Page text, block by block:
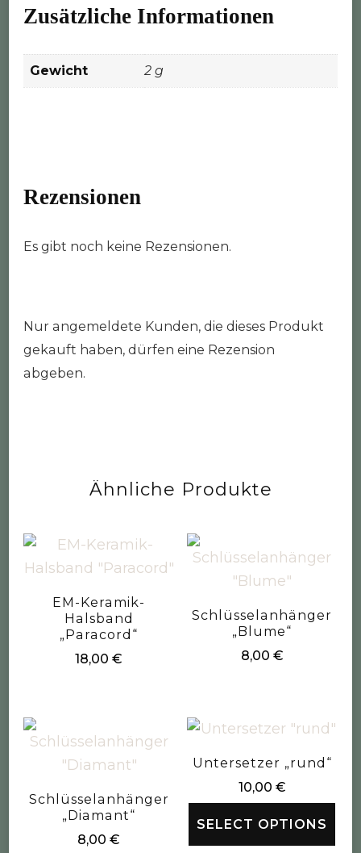
Zusätzliche Informationen
Gewicht 2 g
Rezensionen
Es gibt noch keine Rezensionen.
Nur angemeldete Kunden, die dieses Produkt
gekauft haben, dürfen eine Rezension
abgeben.
Ähnliche Produkte
EM-Keramik-
Halsband
„Paracord“
18,00€
Schlüsselanhänger
„Blume“
8,00 €
Schlüsselanhänger
„Diamant“
8,00€
Untersetzer „rund“
10,00 €
SELECT OPTIONS